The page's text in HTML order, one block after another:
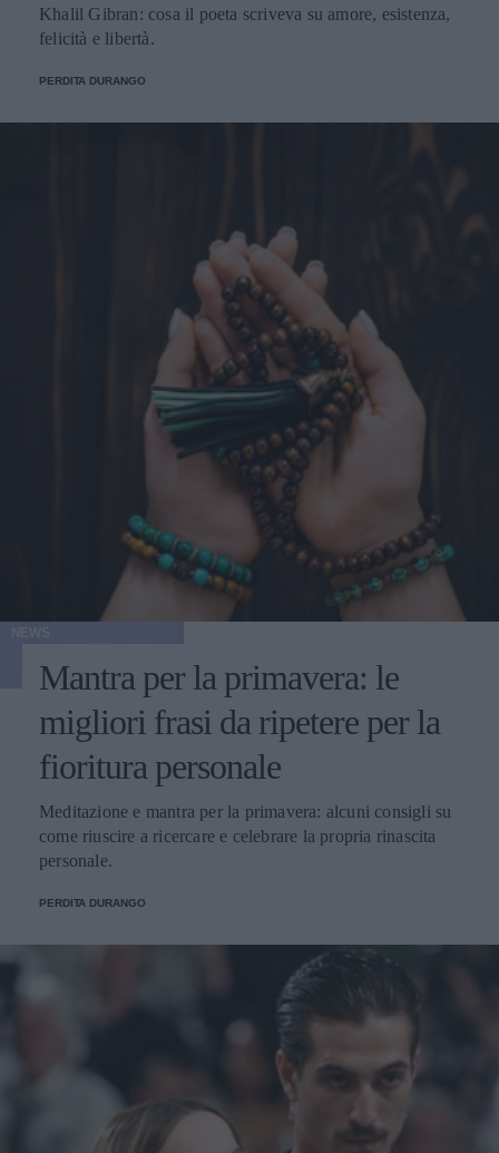
Khalil Gibran: cosa il poeta scriveva su amore, esistenza,
felicità e libertà.
PERDITA DURANGO
Mantra per la primavera: le
migliori frasi da ripetere per la
fioritura personale
Meditazione e mantra per la primavera: alcuni consigli su
come riuscire a ricercare e celebrare la propria rinascita
personale.
PERDITA DURANGO